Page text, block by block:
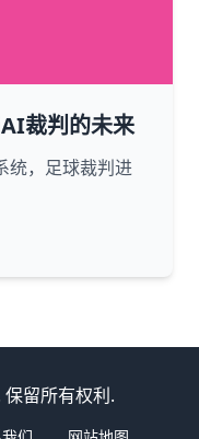
裁判的未来
统，足球裁判进
留所有权利.